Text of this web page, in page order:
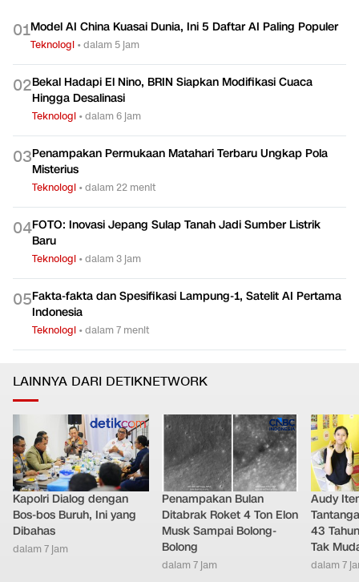
01Model AI China Kuasai Dunia, Ini 5 Daftar AI Paling Populer
Teknologi •dalam 5 jam
02Bekal Hadapi El Nino, BRIN Siapkan Modifikasi Cuaca
Hingga Desalinasi
Teknologi •dalam 6 jam
03Penampakan Permukaan Matahari Terbaru Ungkap Pola
Misterius
Teknologi •dalam 22 menit
04FOTO: Inovasi Jepang Sulap Tanah Jadi Sumber Listrik
Baru
Teknologi •dalam 3 jam
05Fakta-fakta dan Spesifikasi Lampung-1, Satelit AI Pertama
Indonesia
Teknologi •dalam 7 menit
LAINNYA DARI DETIKNETWORK
Kapolri Dialog dengan
Bos-bos Buruh, Ini yang
Dibahas
dalam 7 jam
Penampakan Bulan
Ditabrak Roket 4 Ton Elon
Musk Sampai Bolong-
Bolong
dalam 7 jam
Audy
43
Tak
dalam 7